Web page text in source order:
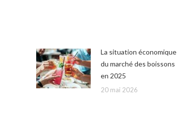
La situation économique
du marché des boissons
en 2025
20 mai 2026